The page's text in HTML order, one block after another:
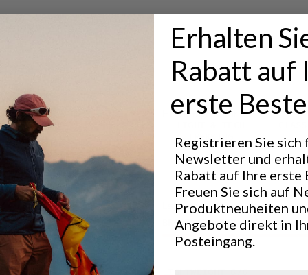
Hervorragend für
TREKKING
Leistung
BREATHABILITY 5 /6
LIGHTWEIGHT 6/6
Erhalten
Rabatt auf
erste
Registrieren Sie sich
Newsletter und
Rabatt auf Ihre erste
Freuen Sie sich auf
Produktneuheiten
Angebote direkt in
Posteingang.